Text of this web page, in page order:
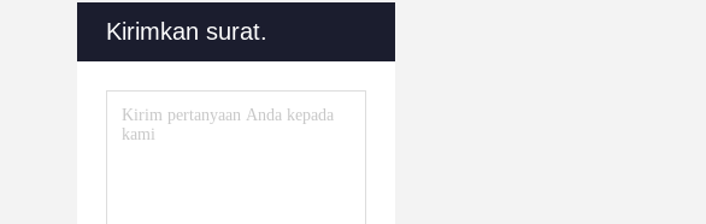
Kirimkan surat.